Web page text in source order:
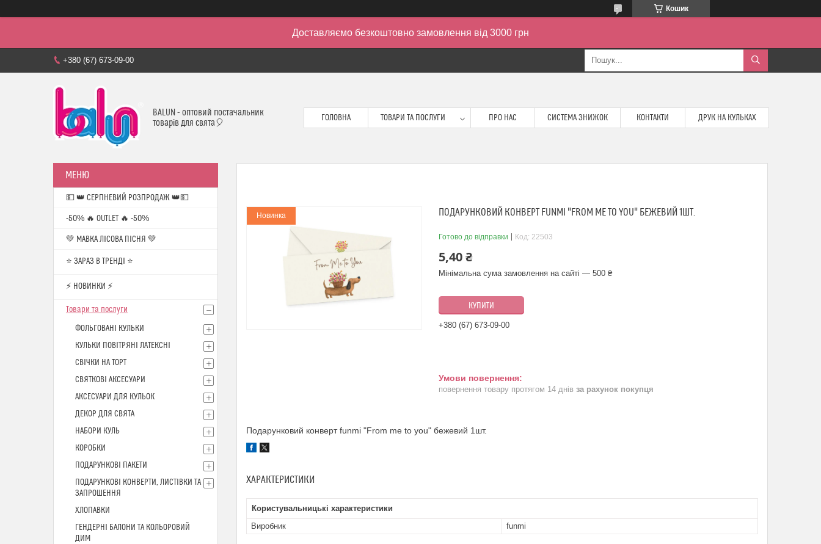
Кошик
Доставляємо безкоштовно замовлення від 3000 грн
+380 (67) 673-09-00
BALUN - оптовий постачальник
товарів для свята🎈
ГОЛОВНА ТОВАРИ ТА ПОСЛУГИ ПРО НАС СИСТЕМА ЗНИЖОК КОНТАКТИ ДРУК НА КУЛЬКАХ
Новинка ПОДАРУНКОВИЙ КОНВЕРТ FUNMI "FROM ME TO YOU" БЕЖЕВИЙ 1ШТ.
Готово до відправки Код: 22503
5,40 ₴
Мінімальна сума замовлення на сайті — 500 ₴
КУПИТИ
+380 (67) 673-09-00
повернення товару протягом 14 днів за рахунок покупця
Подарунковий конверт funmi "From me to you" бежевий 1шт.
ХАРАКТЕРИСТИКИ
Користувальницькі характеристики
Виробник
funmi
💵 👑 СЕРПНЕВИЙ РОЗПРОДАЖ 👑💵
-50% 🔥 OUTLET 🔥 -50%
💚 МАВКА ЛІСОВА ПІСНЯ 💚
⭐️ ЗАРАЗ В ТРЕНДІ ⭐️
⚡ НОВИНКИ ⚡
Товари та послуги
ФОЛЬГОВАНІ КУЛЬКИ
КУЛЬКИ ПОВІТРЯНІ ЛАТЕКСНІ
СВІЧКИ НА ТОРТ
СВЯТКОВІ АКСЕСУАРИ
АКСЕСУАРИ ДЛЯ КУЛЬОК
ДЕКОР ДЛЯ СВЯТА
НАБОРИ КУЛЬ
КОРОБКИ
ПОДАРУНКОВІ ПАКЕТИ
ПОДАРУНКОВІ КОНВЕРТИ, ЛИСТІВКИ ТА
ЗАПРОШЕННЯ
ХЛОПАВКИ
ГЕНДЕРНІ БАЛОНИ ТА КОЛЬОРОВИЙ
ДИМ